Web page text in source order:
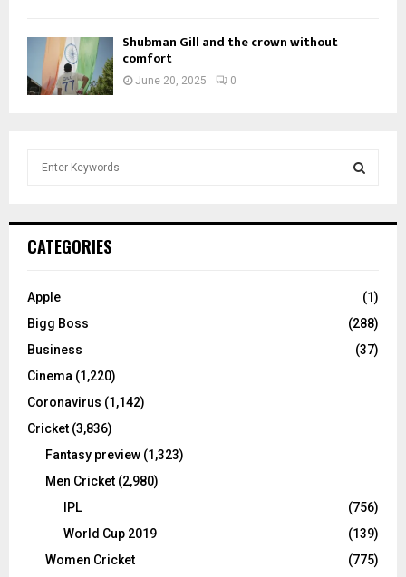
Shubman Gill and the crown without
comfort
June 20, 2025 0
h
o
:
C
CATEGORIES
Apple
(1)
Bigg Boss
(288)
Business
(37)
Cinema (1,220)
Coronavirus (1,142)
Cricket (3,836)
Fantasy preview (1,323)
Men Cricket (2,980)
IPL
(756)
World Cup 2019
(139)
Women Cricket
(775)